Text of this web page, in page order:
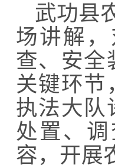
武功县
场讲解
查、安全
关键环节
执法大队
处置、
容，开展